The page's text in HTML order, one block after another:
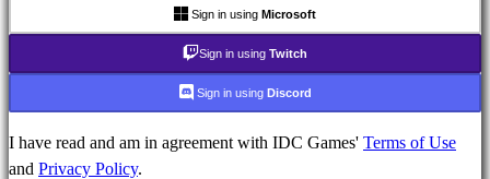
وسائط
المنتديات
IDC
IDC
Sign in using Microsoft
Sign in using Twitch
Sign in using Discord
I have read and am in agreement with IDC Games' Terms of Use
and Privacy Policy.